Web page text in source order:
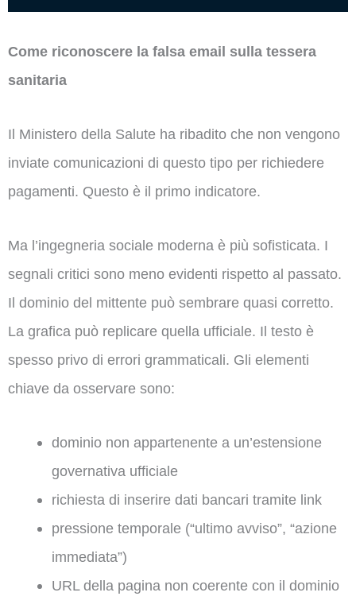
Come riconoscere la falsa email sulla tessera
sanitaria
Il Ministero della Salute ha ribadito che non vengono
inviate comunicazioni di questo tipo per richiedere
pagamenti. Questo è il primo indicatore.
Ma l’ingegneria sociale moderna è più sofisticata. I
segnali critici sono meno evidenti rispetto al passato.
Il dominio del mittente può sembrare quasi corretto.
La grafica può replicare quella ufficiale. Il testo è
spesso privo di errori grammaticali. Gli elementi
chiave da osservare sono:
dominio non appartenente a un’estensione
governativa ufficiale
richiesta di inserire dati bancari tramite link
pressione temporale (“ultimo avviso”, “azione
immediata”)
URL della pagina non coerente con il dominio